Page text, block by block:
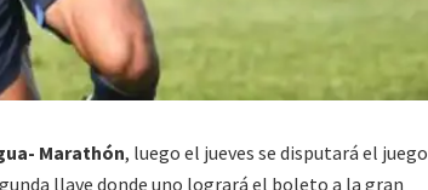
Marathón, luego el jueves se disputará el juego
llave donde uno logrará el boleto a la gran